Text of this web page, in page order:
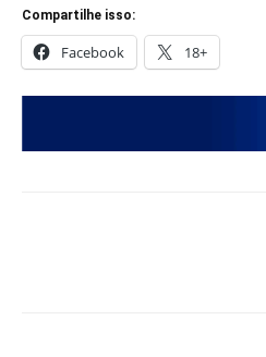
Compartilhe isso:
Facebook 18+